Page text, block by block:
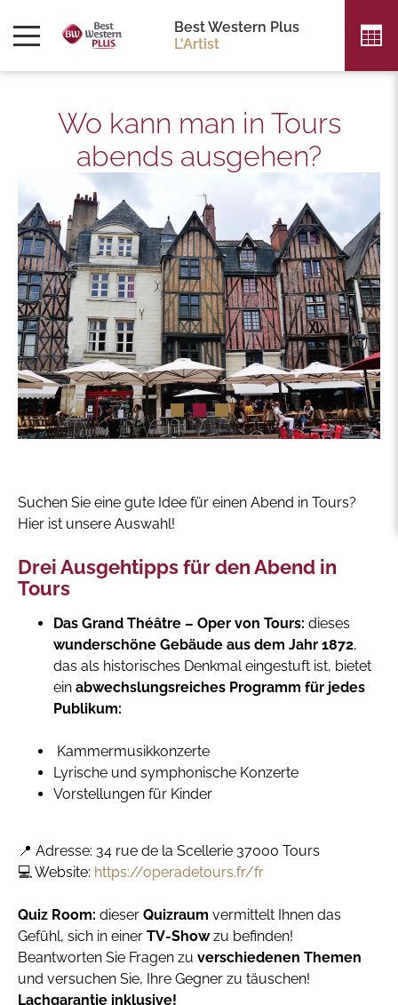
Best Western Plus
L'Artist
Wo kann man in Tours
abends ausgehen?
Suchen Sie eine gute Idee für einen Abend in Tours?
Hier ist unsere Auswahl!
Drei Ausgehtipps für den Abend in
Tours
Das Grand Théâtre – Oper von Tours: dieses
wunderschöne Gebäude aus dem Jahr 1872,
das als historisches Denkmal eingestuft ist, bietet
ein abwechslungsreiches Programm für jedes
Publikum:
Kammermusikkonzerte
Lyrische und symphonische Konzerte
Vorstellungen für Kinder
📍 Adresse: 34 rue de la Scellerie 37000 Tours
💻 Website: https://operadetours.fr/fr
Quiz Room: dieser Quizraum vermittelt Ihnen das
Gefühl, sich in einer TV-Showzu befinden!
Beantworten Sie Fragen zu verschiedenen Themen
und versuchen Sie, Ihre Gegner zu täuschen!
Lachgarantie inklusive!